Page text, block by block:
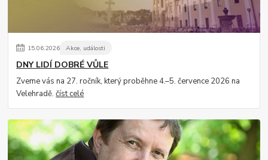
15.06.2026 Akce, události
DNY LIDÍ DOBRÉ VŮLE
Zveme vás na 27. ročník, který proběhne 4.–5. července 2026 na
Velehradě.číst celé